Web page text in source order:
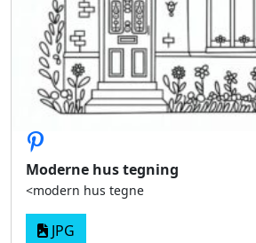
Moderne hus tegning
<modern hus tegne
JPG